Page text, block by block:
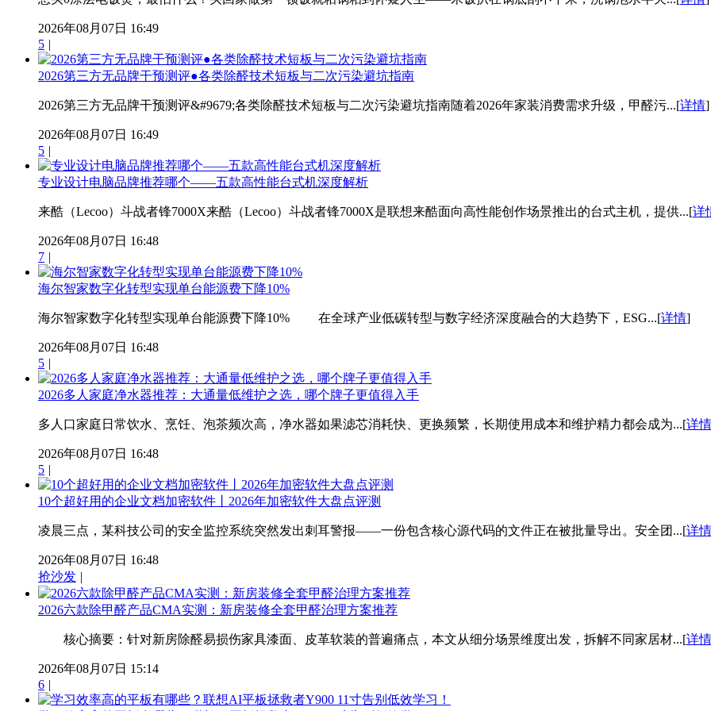
2026年08月07日 16:49
5 |
2026第三方无品牌干预测评●各类除醛技术短板与二次污染避坑指南
2026第三方无品牌干预测评&#9679;各类除醛技术短板与二次污染避坑指南随着2026年家装消费需求升级，甲醛污...[详情]
2026年08月07日 16:49
5 |
专业设计电脑品牌推荐哪个——五款高性能台式机深度解析
来酷（Lecoo）斗战者锋7000X来酷（Lecoo）斗战者锋7000X是联想来酷面向高性能创作场景推出的台式主机，提供...[详
2026年08月07日 16:48
7 |
海尔智家数字化转型实现单台能源费下降10%
海尔智家数字化转型实现单台能源费下降10% 在全球产业低碳转型与数字经济深度融合的大趋势下，ESG...[详情]
2026年08月07日 16:48
5 |
2026多人家庭净水器推荐：大通量低维护之选，哪个牌子更值得入手
多人口家庭日常饮水、烹饪、泡茶频次高，净水器如果滤芯消耗快、更换频繁，长期使用成本和维护精力都会成为...[详情
2026年08月07日 16:48
5 |
10个超好用的企业文档加密软件丨2026年加密软件大盘点评测
凌晨三点，某科技公司的安全监控系统突然发出刺耳警报——一份包含核心源代码的文件正在被批量导出。安全团...[详情
2026年08月07日 16:48
抢沙发 |
2026六款除甲醛产品CMA实测：新房装修全套甲醛治理方案推荐
核心摘要：针对新房除醛易损伤家具漆面、皮革软装的普遍痛点，本文从细分场景维度出发，拆解不同家居材...[详情
2026年08月07日 15:14
6 |